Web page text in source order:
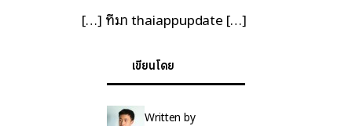
[…] ที่มา thaiappupdate […]
เขียนโดย
Written by